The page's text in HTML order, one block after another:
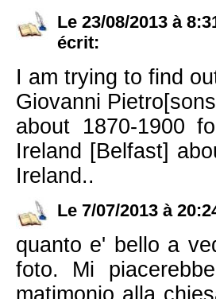
Le 23/08/2013 à
écrit:
I am trying to find
Giovanni
about 1870-1900
Ireland [Belfast]
Ireland..
Le 7/07/2013 à
quanto e' bello a
foto. Mi